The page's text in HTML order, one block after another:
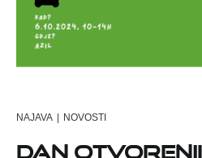
NAJAVA | NOVOSTI
Dan